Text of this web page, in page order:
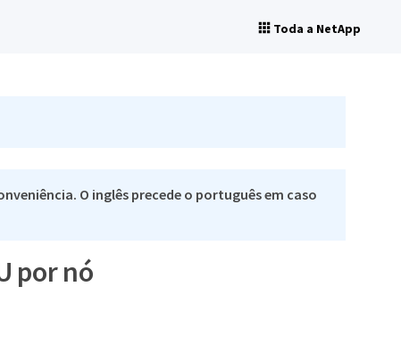
Toda a NetApp
O inglês precede o português em caso
por nó